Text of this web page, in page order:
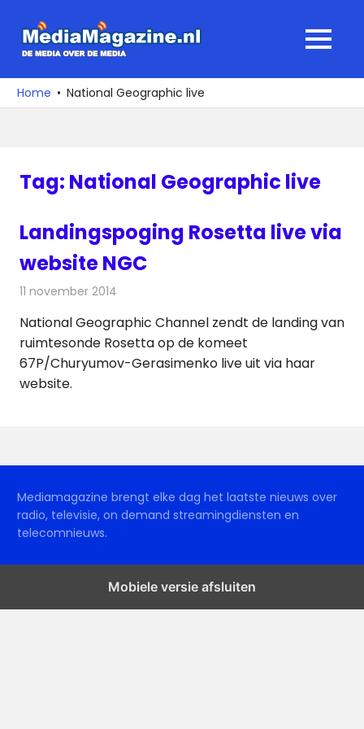
naar
media
over
MENU
Home National Geographic live
Tag: National Geographic live
Landingspoging Rosetta live via
website NGC
11 november 2014
National Geographic Channel zendt de landing van
ruimtesonde Rosetta op de komeet
67P/Churyumov-Gerasimenko live uit via haar
website.
Mediamagazine brengt elke dag het laatste nieuws over
radio, televisie, on demand streamingdiensten en
telecomnieuws.
Mobiele versie afsluiten